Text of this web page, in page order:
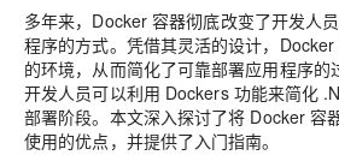
多年来，Docker 容器彻底改变了开发人
程序的方式。凭借其灵活的设计，
的环境，从而简化了可靠部署应用程序的
开发人员可以利用 Dockers 功能来简化
部署阶段。本文深入探讨了将 Docker 容
使用的优点，并提供了入门指南。